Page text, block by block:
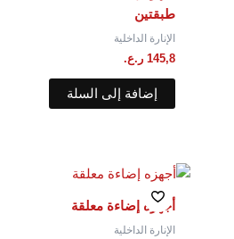
طبقتين
الإنارة الداخلية
145,8 ر.ع.
إضافة إلى السلة
أجهزه إضاءة معلقة
الإنارة الداخلية